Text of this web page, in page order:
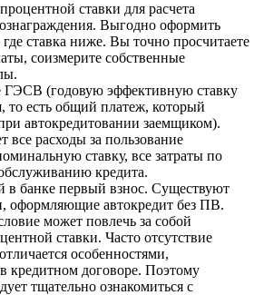
ставки для расчета
Выгодно оформить
где ставка ниже. Вы точно просчитаете
соизмерите собственные
ГЭСВ (годовую эффективную ставку
то есть общий платеж, который
автокредитовании заемщиком).
расходы за пользование
ставку, все затраты по
кредита.
в банке первый взнос. Существуют
оформляющие автокредит без ПВ.
может повлечь за собой
ставки. Часто отсутствие
особенностями,
кредитном договоре. Поэтому
тщательно ознакомиться с